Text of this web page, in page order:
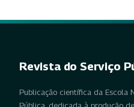
Revista do Serviço
Publicação científica da Escola